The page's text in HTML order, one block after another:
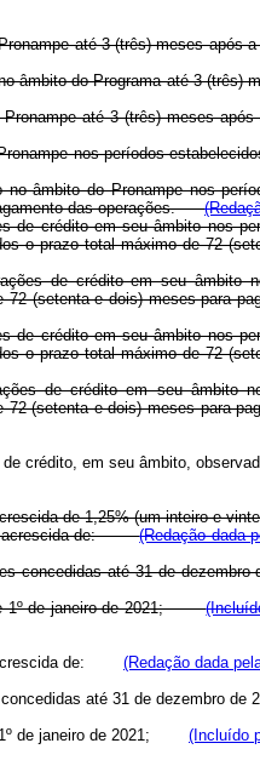
até 3 (três) meses após
do Programa até 3 (três)
até 3 (três) meses
Pronampe nos períodos
âmbito do Pronampe nos
das operações.
de crédito em seu âmbito nos
o prazo total máximo de 72
de crédito em seu
72 (setenta e dois) meses para
de crédito em seu âmbito nos
o prazo total máximo de 72
de crédito em seu
72 (setenta e dois) meses
crédito, em seu âmbito,
de 1,25% (um inteiro e
acrescida de:(Redação dada
concedidas até 31 de
de 1º de janeiro de 2021;
acrescida de: (Redação dada
concedidas até 31 de dezembro
1º de janeiro de 2021; (Incluído